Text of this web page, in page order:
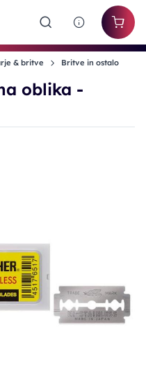
& britve Britve in ostalo
oblika -